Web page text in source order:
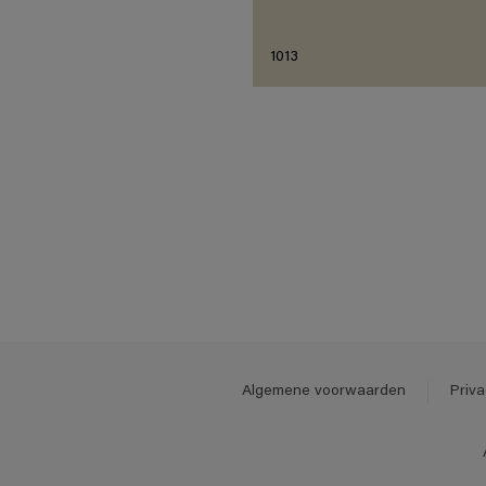
1013
Algemene voorwaarden